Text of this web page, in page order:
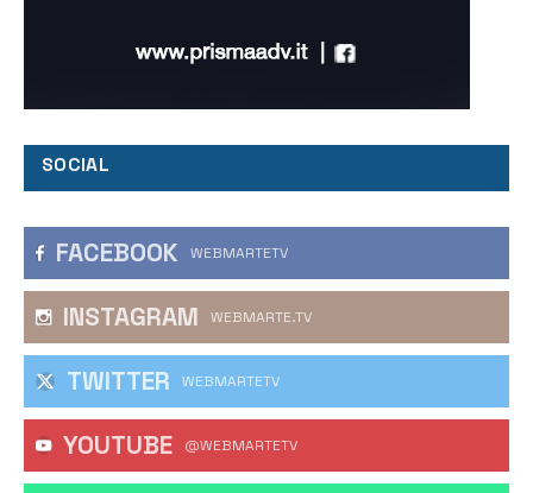
SOCIAL
FACEBOOK WEBMARTETV
INSTAGRAM WEBMARTE.TV
TWITTER WEBMARTETV
YOUTUBE @WEBMARTETV